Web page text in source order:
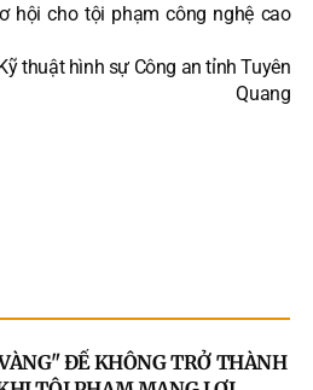
hội cho tội phạm công nghệ cao
thuật hình sự Công an tỉnh Tuyên
Quang
ĐỂ KHÔNG TRỞ THÀNH